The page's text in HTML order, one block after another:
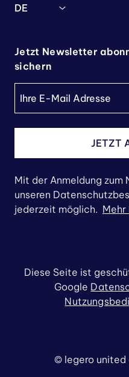
DE
Jetzt Newsletter
sichern
JETZT
Mit der Anmeldung
unseren
jederzeit möglich. Mehr
© legero united
Diese Seite ist
Google